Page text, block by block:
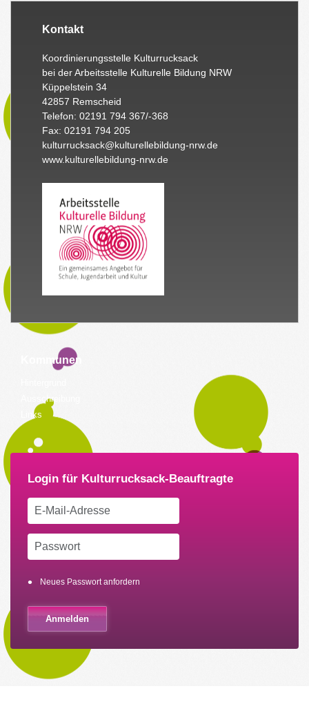
Kontakt
Koordinierungsstelle Kulturrucksack
bei der Arbeitsstelle Kulturelle Bildung NRW
Küppelstein 34
42857 Remscheid
Telefon: 02191 794 367/-368
Fax: 02191 794 205
kulturrucksack@kulturellebildung-nrw.de
www.kulturellebildung-nrw.de
Kommunen
Ausschreibung
Links
Neues Passwort anfordern